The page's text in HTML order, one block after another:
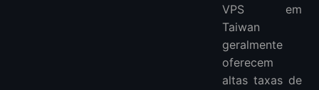
VPS em
Taiwan
geralmente
oferecem
altas taxas de